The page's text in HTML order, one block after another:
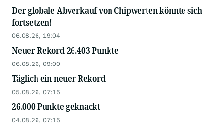
Der globale Abverkauf von Chipwerten könnte sich
fortsetzen!
06.08.26, 19:04
Neuer Rekord 26.403 Punkte
06.08.26, 09:00
Täglich ein neuer Rekord
05.08.26, 07:15
26.000 Punkte geknackt
04.08.26, 07:15